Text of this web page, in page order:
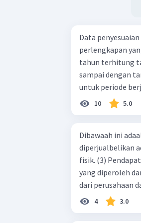
Data penyesuaian
perlengkapan yang tersisa
tahun terhitung tanggal 1 juli 2019.
sampai dengan
untuk periode
jurnal pembalik
10 5.0
Dibawaah ini
diperjualbelikan
fisik. (3)
yang diperoleh
dari perusahaan
d. 1 dan 2 e. 2 dan 4
4 3.0